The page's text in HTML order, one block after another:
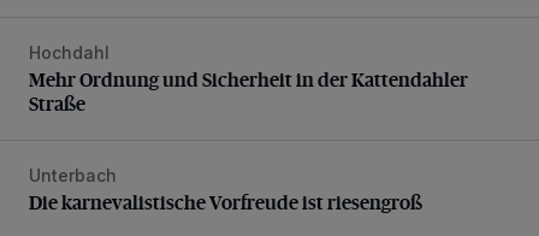
Mehr Ordnung und Sicherheit in der Kattendahler Straße
Hochdahl
Mehr Ordnung und Sicherheit in der Kattendahler
Straße
Die karnevalistische Vorfreude ist riesengroß
Unterbach
Die karnevalistische Vorfreude ist riesengroß